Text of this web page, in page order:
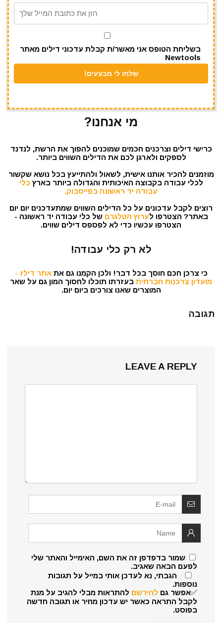
בשליחת הטופס אני מאשר/ת קבלת עדכוני דילים מאתר
Newtools
מי אנחנו?
כרישי דילים וצרכנים חכמים שמוכנים להפוך את הרשת, לנדנד
לספקים ולארגן לכם את הדילים השווים ביותר.
מוזמנים להכיר אותנו אישית, לשאול ולהתייעץ בכל נושא שקשור
לכלי עבודה בקבוצה האיכותית והגדולה ביותר בארץ כלי
עבודה יד ראשונה בפייסבוק.
רוצים לקבל עדכונים על כל הדילים השווים שמתעדכנים יום יום
באתר? הצטרפו לערוץ הטלגרם של כלי עבודה יד ראשונה -
הצטרפו עכשיו כדי לא לפספס דילים שווים.
לא רק כלי עבודה!
כי צרכן חכם חוסך בכל דבר! ולכן הקמנו גם אתאתר דילז -
מועדון צרכנות חברתית בעזרתו תוכלו לחסוך המון גם על שאר
המוצרים שאנו צורכים ביום יום.
תגובה
LEAVE A REPLY
שמור בדפדפן זה את השם, האימייל והאתר שלי
לפעם הבאה שאגיב.
הגבתי, נא לעדכן אותי במייל על תגובות
נוספות.
✅אפשר גם להירשם להתראות מבלי להגיב על מנת
לקבל התראה כאשר יש עדכון מחיר או תגובה חדשה
בפוסט.